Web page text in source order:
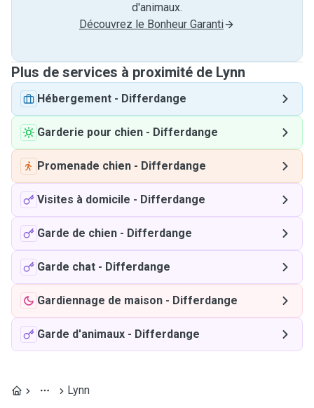
d'animaux.
Découvrez le Bonheur Garanti
Plus de services à proximité de Lynn
Hébergement - Differdange
Garderie pour chien - Differdange
Promenade chien - Differdange
Visites à domicile - Differdange
Garde de chien - Differdange
Garde chat - Differdange
Gardiennage de maison - Differdange
Garde d'animaux - Differdange
Lynn